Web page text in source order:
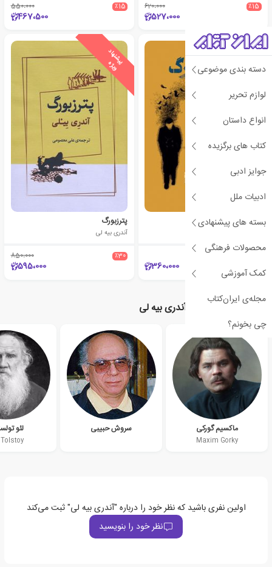
دسته بندی موضوعی
لوازم تحریر
انواع داستان
کتاب های برگزیده
جوایز ادبی
ادبیات ملل
بسته های پیشنهادی
محصولات فرهنگی
کمک آموزشی
مجله‌ی ایران‌کتاب
چی بخونم؟
٪15 620،000
527،000
٪15 550،000
467،500
پطرزبورگ
360،000
پ
ی
ش
ن
ه
ا
د
و
ی
ژ
ه
پترزبورگ
آندری بیه لی
٪30 850،000
595،000
نویسندگان مرتبط با آندری بیه لی
ماکسیم گورکی
Maxim Gorky
سروش حبیبی لئو
اولین نفری باشید که نظر خود را درباره "آندری بیه لی" ثبت می‌کند
نظر خود را بنویسید